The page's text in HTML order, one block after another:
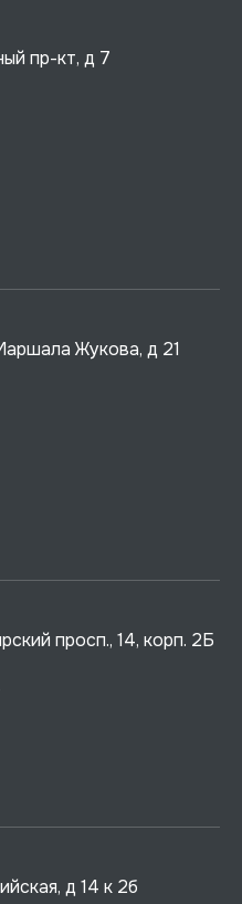
пр-кт, д 7
Жукова, д 21
просп., 14, корп. 2Б
д 14 к 2б